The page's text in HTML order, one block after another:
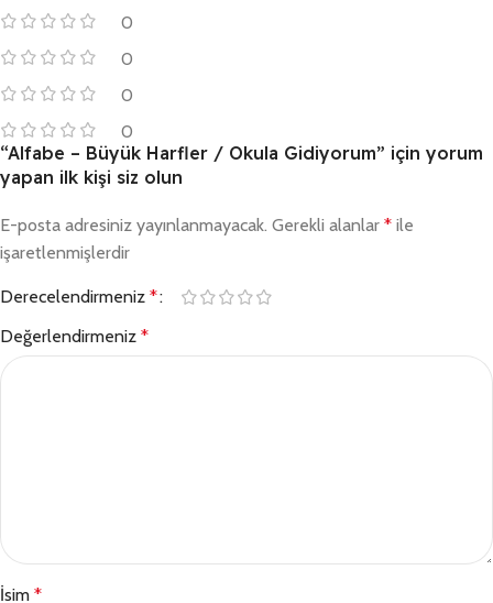
0
0
0
0
“Alfabe – Büyük Harfler / Okula Gidiyorum” için yorum
yapan ilk kişi siz olun
E-posta adresiniz yayınlanmayacak. Gerekli alanlar * ile
işaretlenmişlerdir
Derecelendirmeniz *
Değerlendirmeniz *
İsim *